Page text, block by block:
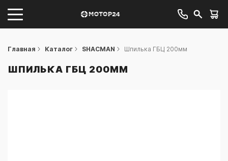
Главная Каталог SHACMAN Шпилька ГБЦ 200мм
ШПИЛЬКА ГБЦ 200ММ